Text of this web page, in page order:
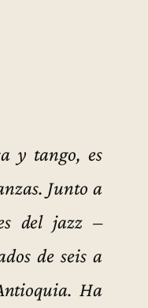
y tango, es
Junto a
del jazz –
de seis a
Ha